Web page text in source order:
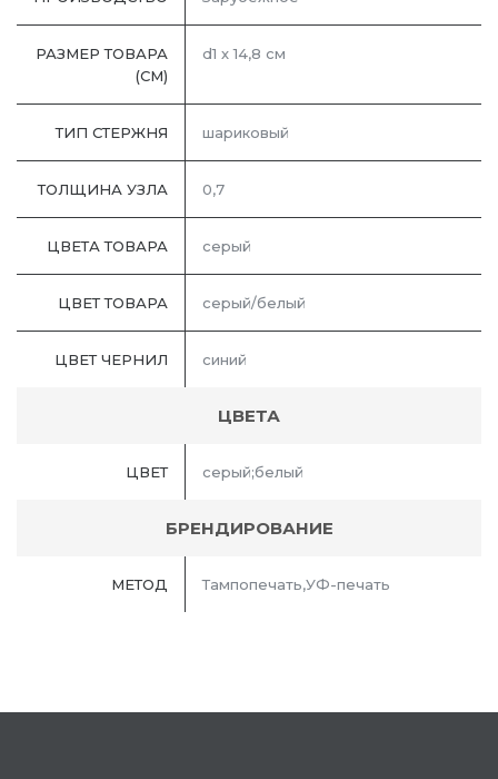
РАЗМЕР ТОВАРА
(СМ)
d1 х 14,8 см
ТИП СТЕРЖНЯ шариковый
ТОЛЩИНА УЗЛА 0,7
ЦВЕТА ТОВАРА серый
ЦВЕТ ТОВАРА серый/белый
ЦВЕТ ЧЕРНИЛ синий
ЦВЕТА
ЦВЕТ серый;белый
БРЕНДИРОВАНИЕ
МЕТОД Тампопечать,УФ-печать